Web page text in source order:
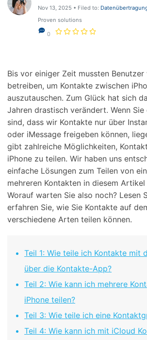
Support
DOWNLOAD
Nov 13, 2025 • Filed to:
Proven solutions
0
Bis vor einiger Zeit mussten
betreiben, um Kontakte zwischen
auszutauschen. Zum Glück hat sich
Jahren drastisch verändert. Wenn Sie
sind, dass wir Kontakte nur über
oder iMessage freigeben können,
gibt zahlreiche Möglichkeiten,
iPhone zu teilen. Wir haben uns
einfache Lösungen zum Teilen von
mehreren Kontakten in diesem
Worauf warten Sie also noch? Lesen
erfahren Sie, wie Sie Kontakte auf
verschiedene Arten teilen können.
Teil 1: Wie teile ich Kontakte mit
über die Kontakte-App?
Teil 2: Wie kann ich mehrere
iPhone teilen?
Teil 3: Wie teile ich eine
Teil 4: Wie kann ich mit iCloud